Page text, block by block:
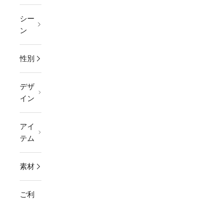
シー
ン
性別
デザ
イン
アイ
テム
素材
ご利